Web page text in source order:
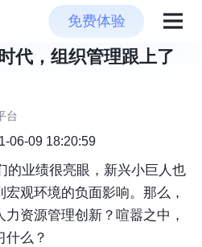
免费体验
代，组织管理跟上了
台
06-09 18:20:59
的业绩很亮眼，新兴小巨人也
观环境的负面影响。那么，
资源管理创新？喧嚣之中，
什么？